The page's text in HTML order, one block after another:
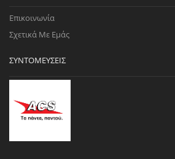
Επικοινωνία
Σχετικά Με Εμάς
ΣΥΝΤΟΜΕΎΣΕΙΣ